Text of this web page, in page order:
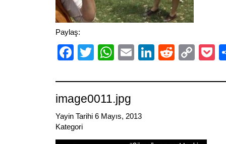
Paylaş:
Facebook
TwitterWhatsApp
EmailLinkedIn
Reddit
image0011.jpg
Yayin Tarihi 6 Mayıs, 2013
Kategori